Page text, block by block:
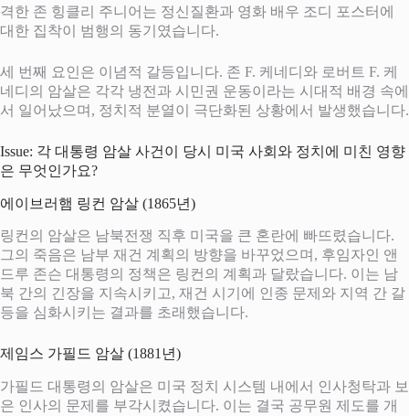
격한 존 힝클리 주니어는 정신질환과 영화 배우 조디 포스터에
대한 집착이 범행의 동기였습니다.
세 번째 요인은 이념적 갈등입니다. 존 F. 케네디와 로버트 F. 케
네디의 암살은 각각 냉전과 시민권 운동이라는 시대적 배경 속에
서 일어났으며, 정치적 분열이 극단화된 상황에서 발생했습니다.
Issue: 각 대통령 암살 사건이 당시 미국 사회와 정치에 미친 영향
은 무엇인가요?
에이브러햄 링컨 암살 (1865년)
링컨의 암살은 남북전쟁 직후 미국을 큰 혼란에 빠뜨렸습니다.
그의 죽음은 남부 재건 계획의 방향을 바꾸었으며, 후임자인 앤
드루 존슨 대통령의 정책은 링컨의 계획과 달랐습니다. 이는 남
북 간의 긴장을 지속시키고, 재건 시기에 인종 문제와 지역 간 갈
등을 심화시키는 결과를 초래했습니다.
제임스 가필드 암살 (1881년)
가필드 대통령의 암살은 미국 정치 시스템 내에서 인사청탁과 보
은 인사의 문제를 부각시켰습니다. 이는 결국 공무원 제도를 개